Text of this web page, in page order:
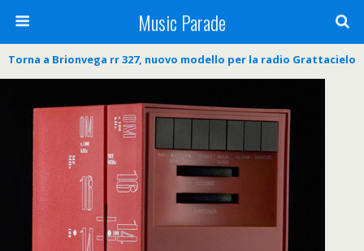
Music Parade
Torna a Brionvega rr 327, nuovo modello per la radio Grattacielo